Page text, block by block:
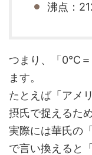
沸点：
つまり、「0°C
ます。
たとえば「アメ
摂氏で捉えるた
実際には華氏の
で言い換えると